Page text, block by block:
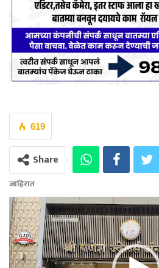
619
Share
जाहिरात
Video
Player